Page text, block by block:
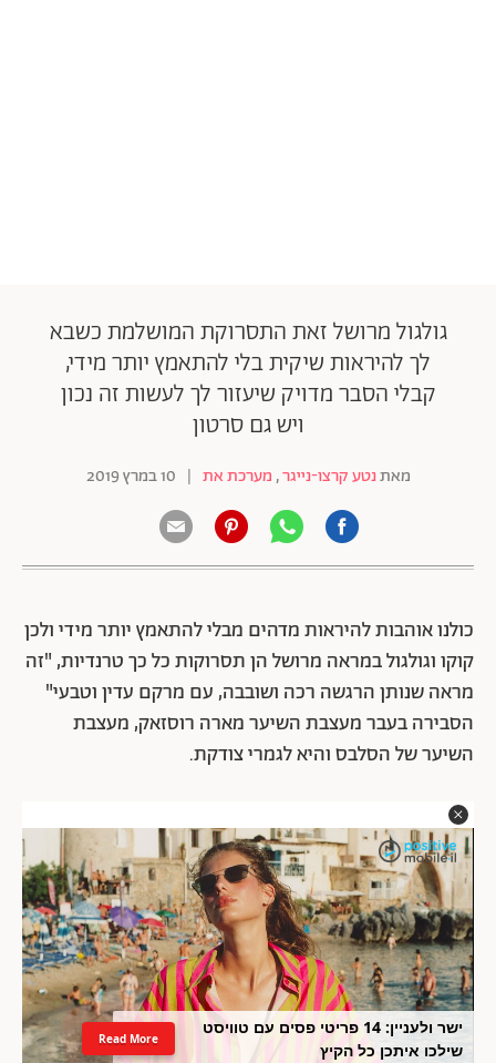
גולגול מרושל זאת התסרוקת המושלמת כשבא
לך להיראות שיקית בלי להתאמץ יותר מידי,
קבלי הסבר מדויק שיעזור לך לעשות זה נכון
ויש גם סרטון
מאתנטע קרצו-נייגר, מערכת את | 10 במרץ 2019
כולנו אוהבות להיראות מדהים מבלי להתאמץ יותר מידי ולכן
קוקו וגולגול במראה מרושל הן תסרוקות כל כך טרנדיות, "זה
מראה שנותן הרגשה רכה ושובבה, עם מרקם עדין וטבעי"
הסבירה בעבר מעצבת השיער מארה רוסזאק, מעצבת
השיער של הסלבס והיא לגמרי צודקת.
ישר ולעניין: 14 פריטי פסים עם טוויסט
שילכו איתכן כל הקיץ
Read More